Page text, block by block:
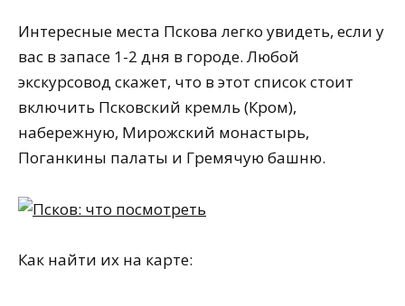
Интересные места Пскова легко увидеть, если у
вас в запасе 1-2 дня в городе. Любой
экскурсовод скажет, что в этот список стоит
включить Псковский кремль (Кром),
набережную, Мирожский монастырь,
Поганкины палаты и Гремячую башню.
Как найти их на карте: